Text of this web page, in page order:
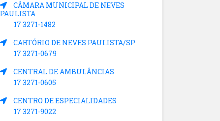
CÂMARA MUNICIPAL DE NEVES
PAULISTA
17 3271-1482
CARTÓRIO DE NEVES PAULISTA/SP
17 3271-0679
CENTRAL DE AMBULÂNCIAS
17 3271-0605
CENTRO DE ESPECIALIDADES
17 3271-9022